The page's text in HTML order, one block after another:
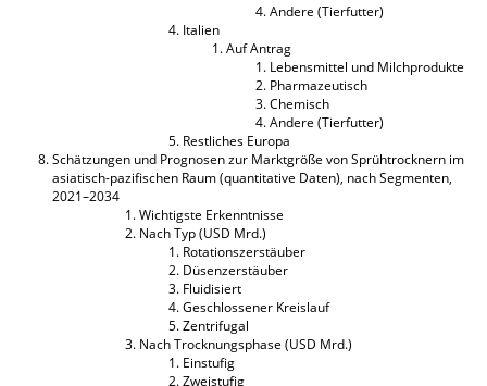
Andere (Tierfutter)
Italien
Auf Antrag
Lebensmittel und Milchprodukte
Pharmazeutisch
Chemisch
Andere (Tierfutter)
Restliches Europa
Schätzungen und Prognosen zur Marktgröße von Sprühtrocknern im
asiatisch-pazifischen Raum (quantitative Daten), nach Segmenten,
2021–2034
Wichtigste Erkenntnisse
Nach Typ (USD Mrd.)
Rotationszerstäuber
Düsenzerstäuber
Fluidisiert
Geschlossener Kreislauf
Zentrifugal
Nach Trocknungsphase (USD Mrd.)
Einstufig
Zweistufig